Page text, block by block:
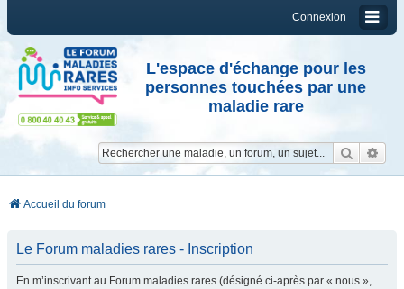
Connexion
L'espace d'échange pour les
personnes touchées par une
maladie rare
Accueil du forum
Le Forum maladies rares - Inscription
En m’inscrivant au Forum maladies rares (désigné ci-après par « nous »,